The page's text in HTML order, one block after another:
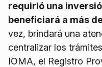
requirió una
beneficiará a más
vez, brindará una
centralizar los
IOMA, el Registro